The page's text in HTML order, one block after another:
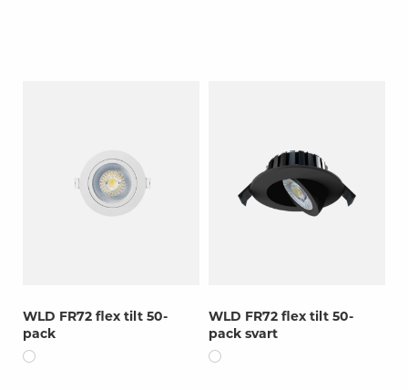
WLD FR72 flex tilt 50-
pack
WLD FR72 flex tilt 50-
pack svart